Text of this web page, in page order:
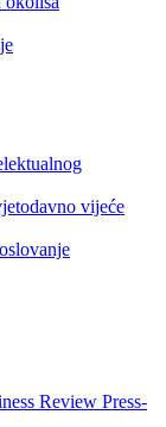
vijeće
Review Press-